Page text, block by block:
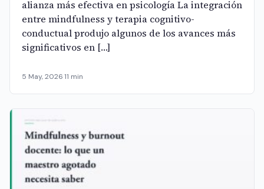
alianza más efectiva en psicología La integración
entre mindfulness y terapia cognitivo-
conductual produjo algunos de los avances más
significativos en […]
5 May, 202611 min